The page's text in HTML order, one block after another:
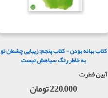
کتاب بهانه بودن - کتاب پنجم: زیبایی چشمان تو
به خاطر رنگ سیاهش نیست
آیین فطرت
220,000 تومان